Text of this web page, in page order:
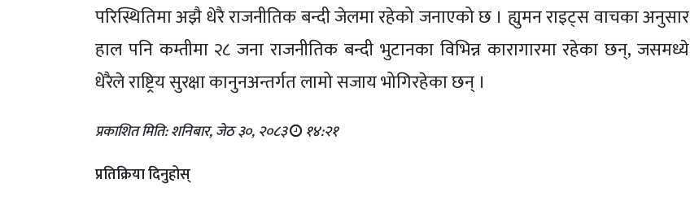
परिस्थितिमा अझै धेरै राजनीतिक बन्दी जेलमा रहेको जनाएको छ । ह्युमन राइट्स वाचका अनुसार
हाल पनि कम्तीमा २८ जना राजनीतिक बन्दी भुटानका विभिन्न कारागारमा रहेका छन्, जसमध्ये
धेरैले राष्ट्रिय सुरक्षा कानुनअन्तर्गत लामो सजाय भोगिरहेका छन् ।
प्रकाशित मिति: शनिबार, जेठ ३०, २०८३ १४:२१
प्रतिक्रिया दिनुहोस्